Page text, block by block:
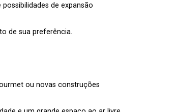
de expansão
de sua preferência.
ou novas construções